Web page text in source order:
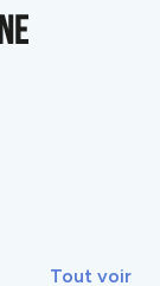
Tout voir